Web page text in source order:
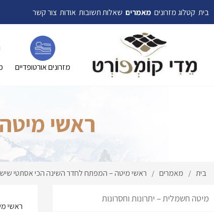
בית קטלוג מזרונים מאמרים שאלות תשובות אודות צור קשר
מזרונים אורטופדיים
ראשי
בית / מאמרים / ראשי מיטה – המפתח לחדר השינה הכי אסתטי שיש
מיטה חשמלית – יתרונות וחסרונות
ראשי